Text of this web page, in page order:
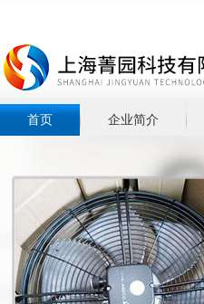
首页 企业简介